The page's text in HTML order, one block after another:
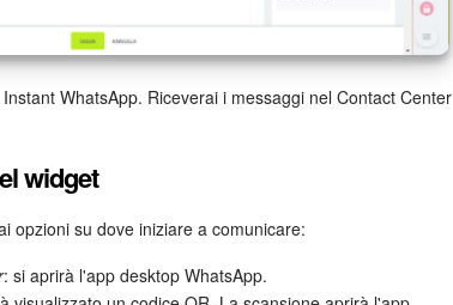
WhatsApp. Riceverai i messaggi nel Contact Center
widget
opzioni su dove iniziare a comunicare:
: si aprirà l'app desktop WhatsApp.